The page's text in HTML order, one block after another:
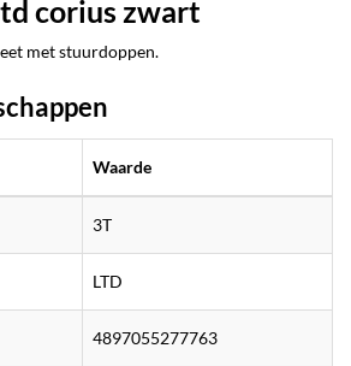
corius zwart
met stuurdoppen.
Waarde
3T
LTD
4897055277763